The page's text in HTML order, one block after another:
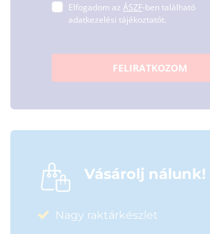
Elfogadom az ÁSZF-ben található
adatkezelési tájékoztatót.
FELIRATKOZOM
Vásárolj nálunk!
Nagy raktárkészlet